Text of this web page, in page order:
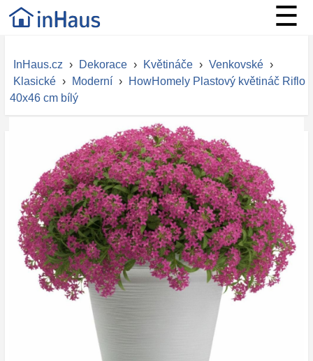
☰
InHaus.cz › Dekorace › Květináče › Venkovské ›
Klasické › Moderní ›
HowHomely Plastový květináč Riflo
40x46 cm bílý